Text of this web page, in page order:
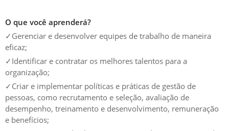
O que você aprenderá?
✓ Gerenciar e desenvolver equipes de trabalho de maneira
eficaz;
✓ Identificar e contratar os melhores talentos para a
organização;
✓ Criar e implementar políticas e práticas de gestão de
pessoas, como recrutamento e seleção, avaliação de
desempenho, treinamento e desenvolvimento, remuneração
e benefícios;